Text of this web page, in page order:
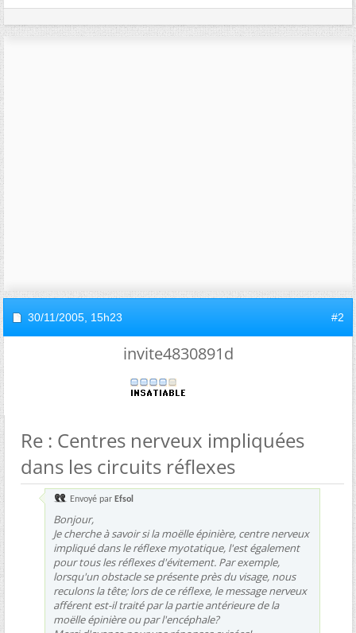
30/11/2005, 15h23 #2
invite4830891d
Re : Centres nerveux impliquées
dans les circuits réflexes
Envoyé par Efsol
Bonjour,
Je cherche à savoir si la moëlle épinière, centre nerveux
impliqué dans le réflexe myotatique, l'est également
pour tous les réflexes d'évitement. Par exemple,
lorsqu'un obstacle se présente près du visage, nous
reculons la tête; lors de ce réflexe, le message nerveux
afférent est-il traité par la partie antérieure de la
moëlle épinière ou par l'encéphale?